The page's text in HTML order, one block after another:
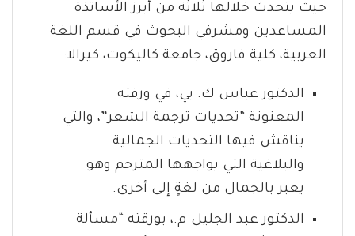
حيث يتحدث خلالها ثلاثة من أبرز الأساتذة
المساعدين ومشرفي البحوث في قسم اللغة
العربية، كلية فاروق، جامعة كاليكوت، كيرالا:
الدكتور عباس ك. بي، في ورقته
المعنونة “تحديات ترجمة الشعر”، والتي
يناقش فيها التحديات الجمالية
والبلاغية التي يواجهها المترجم وهو
يعبر بالجمال من لغةٍ إلى أخرى.
الدكتور عبد الجليل م.، بورقته “مسألة